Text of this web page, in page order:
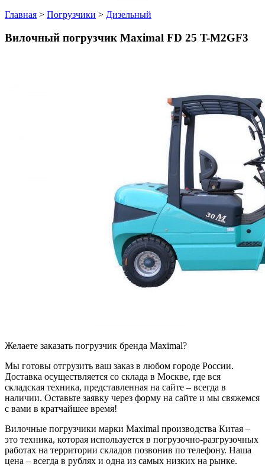
Главная > Погрузчики > Дизельный
Вилочный погрузчик Maximal FD 25 T-M2GF3
Желаете заказать погрузчик бренда Maximal?
Мы готовы отгрузить ваш заказ в любом городе России.
Доставка осуществляется со склада в Москве, где вся
складская техника, представленная на сайте – всегда в
наличии. Оставьте заявку через форму на сайте и мы свяжемся
с вами в кратчайшее время!
Вилочные погрузчики марки Maximal производства Китая –
это техника, которая используется в погрузочно-разгрузочных
работах на территории складов позвонив по телефону. Наша
цена – всегда в рублях и одна из самых низких на рынке.